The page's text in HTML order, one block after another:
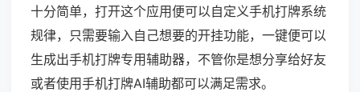
十分简单，打开这个应用便可以自定义手机打牌系统
规律，只需要输入自己想要的开挂功能，一键便可以
生成出手机打牌专用辅助器，不管你是想分享给好友
或者使用手机打牌AI辅助都可以满足需求。